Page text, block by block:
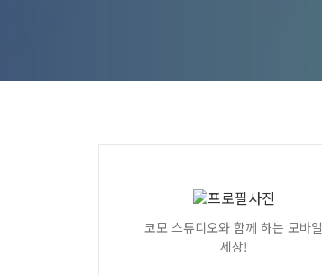
코모 스튜디오와 함께 하는 모바일
세상!